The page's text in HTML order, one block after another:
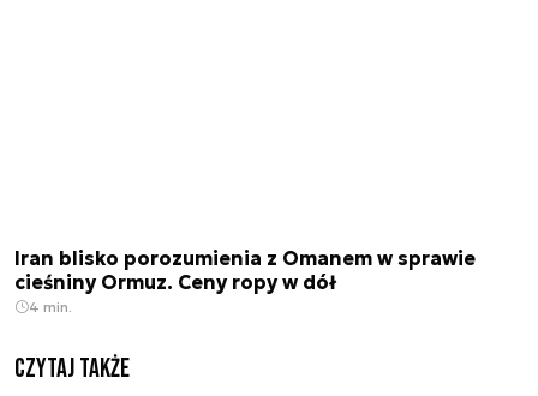
Iran blisko porozumienia z Omanem w sprawie
cieśniny Ormuz. Ceny ropy w dół
4 min.
Czytaj także